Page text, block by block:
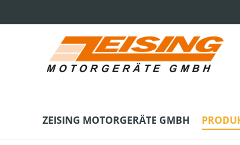
ZEISING MOTORGERÄTE GMBH